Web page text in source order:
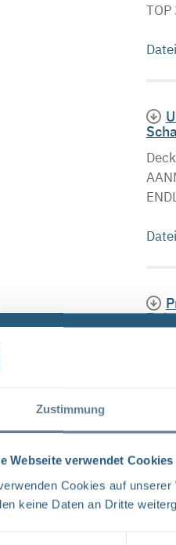
Zustimmung
Webseite verwendet Cookies
Cookies auf
keine Daten an Dritte